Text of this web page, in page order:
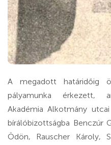
A megadott határidőig
pályamunka érkezett,
Akadémia Alkotmány
bírálóbizottságba Benczúr
Ödön, Rauscher Károly,